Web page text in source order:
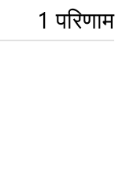
1 परिणाम